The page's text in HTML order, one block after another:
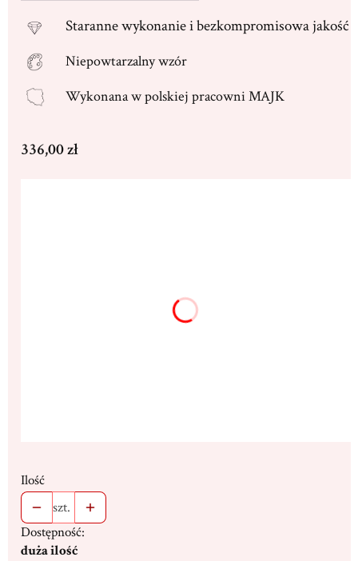
Starannewykonanie i bezkompromisowa jakość
Niepowtarzalny wzór
Wykonana wpolskiej pracowni MAJK
Cena
336,00 zł
38,5x50,5cm(+269,00 zł)
Ilość
szt.
Dostępność:
duża ilość